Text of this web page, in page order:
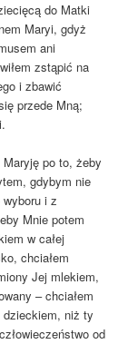
do Matki
Maryi, gdyż
ani
zstąpić na
i zbawić
przede Mną;
Maryję po to, żeby
gdybym nie
i z
Mnie potem
w całej
chciałem
Jej mlekiem,
– chciałem
niż ty
od